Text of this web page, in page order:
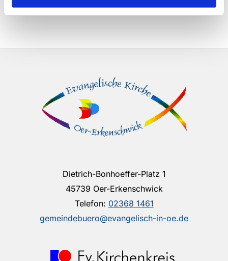
Dietrich-Bonhoeffer-Platz 1
45739 Oer-Erkenschwick
Telefon: 02368 1461
gemeindebuero@evangelisch-in-oe.de